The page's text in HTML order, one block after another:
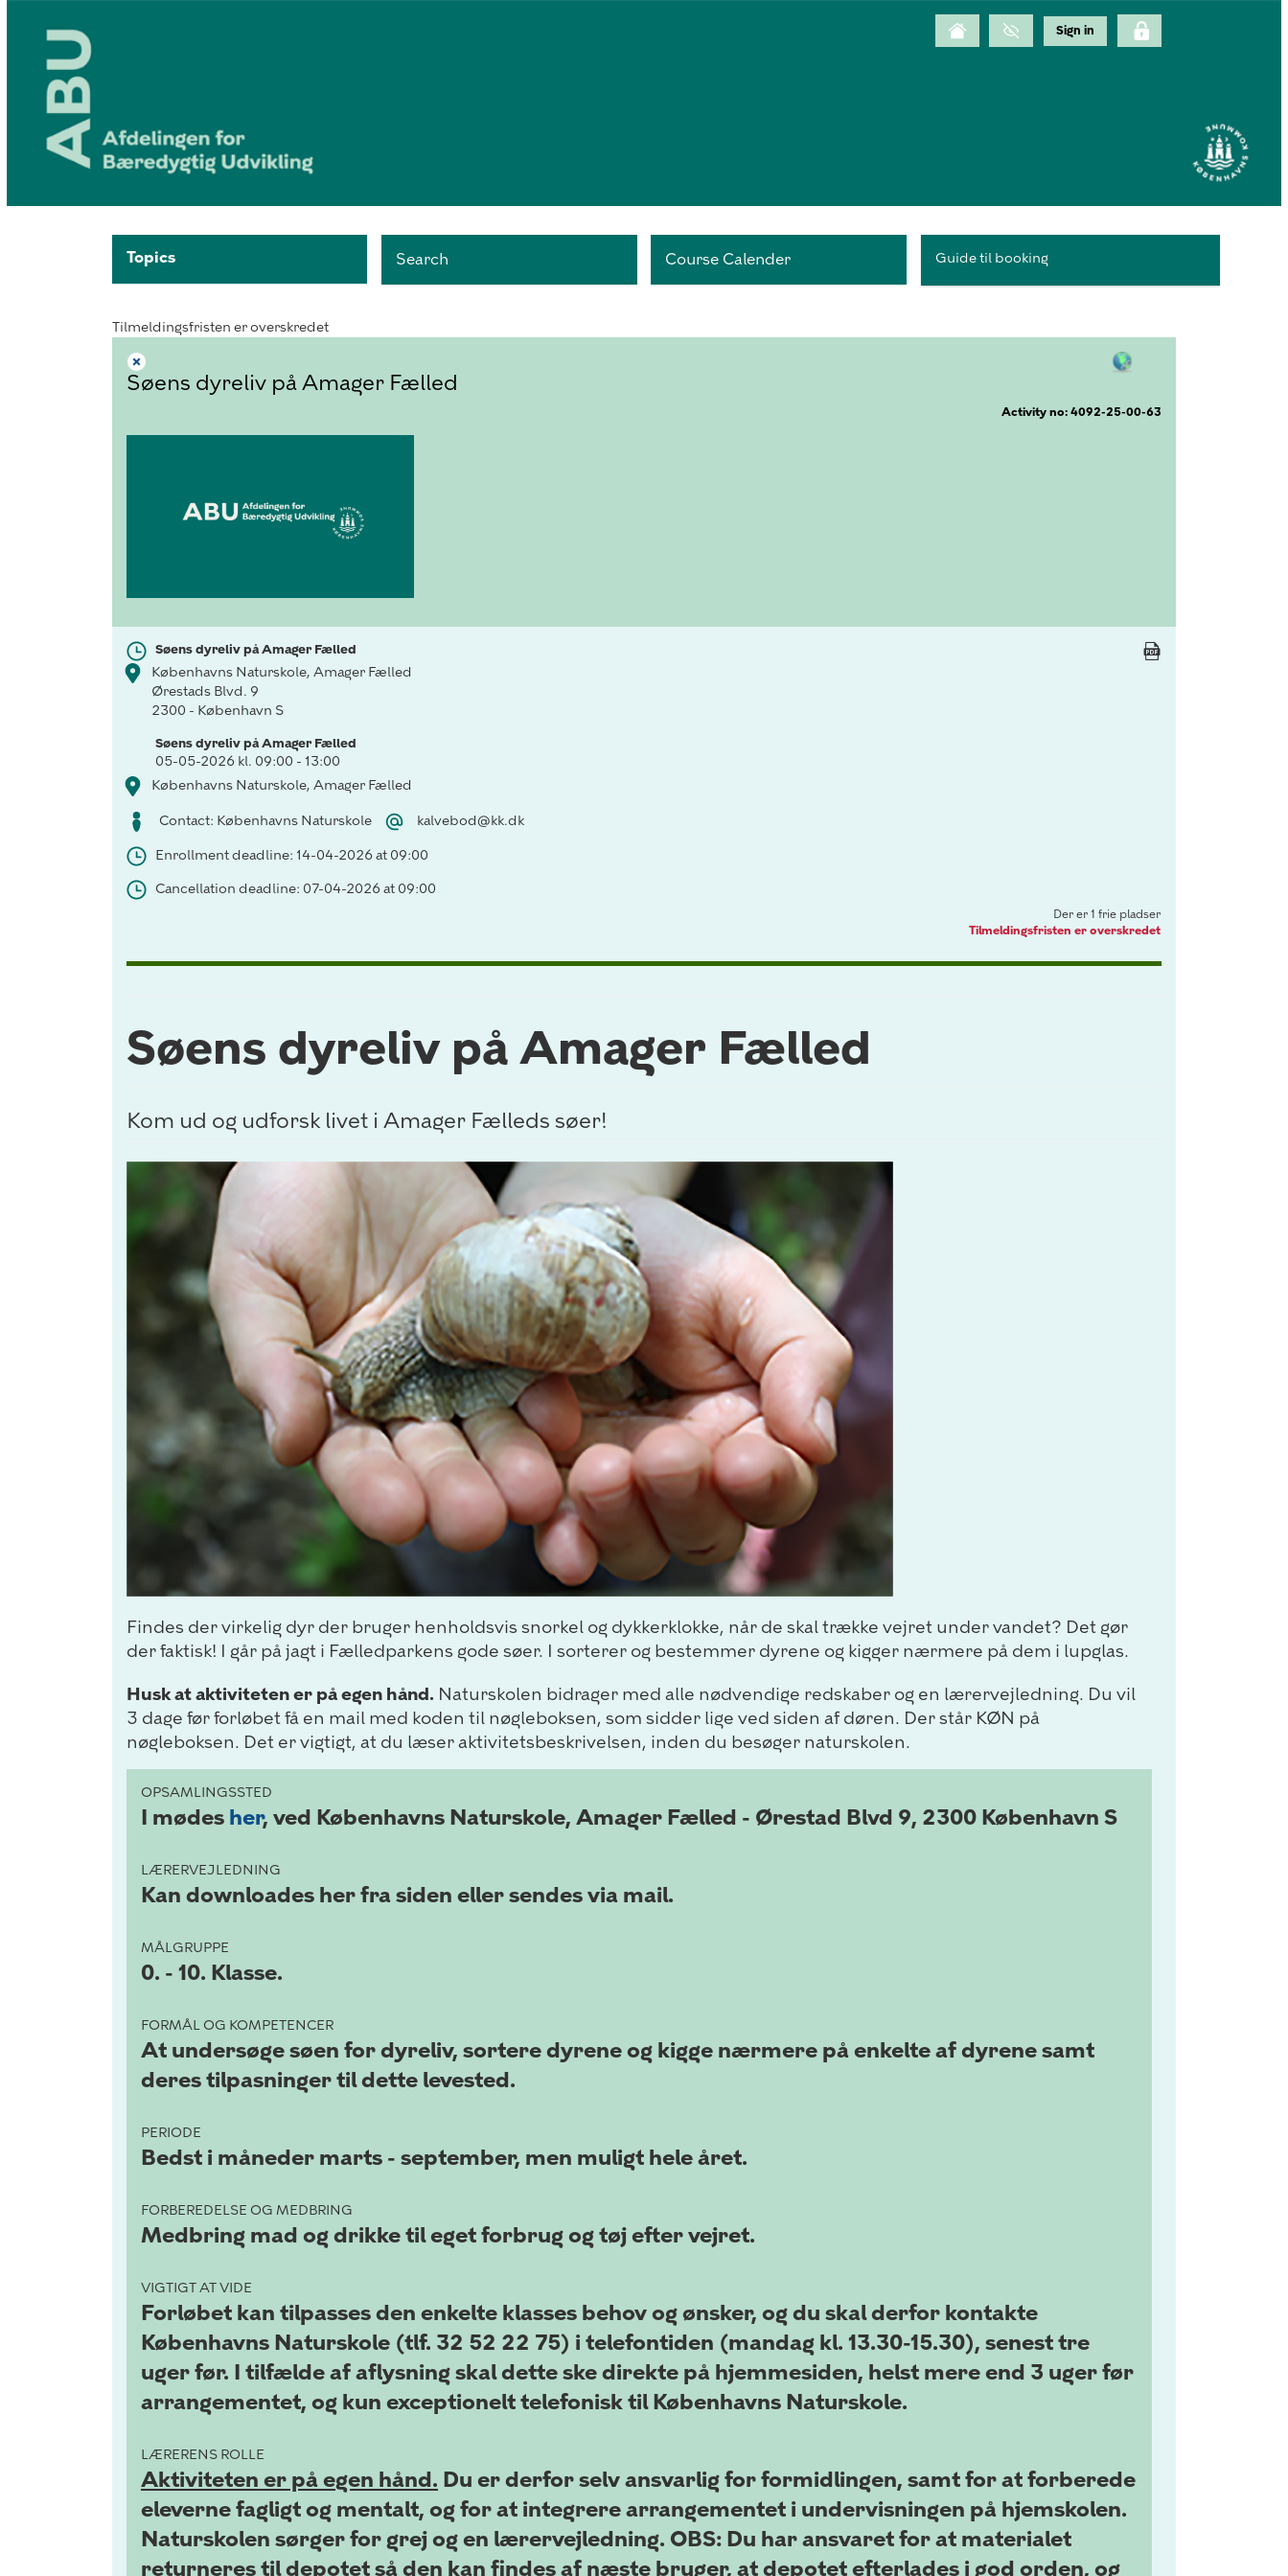
Topics Search Course Calender Guide til booking
Tilmeldingsfristen er overskredet
Søens dyreliv på Amager Fælled
Activity no: 4092-25-00-63
Søens dyreliv på Amager Fælled
Københavns Naturskole, Amager Fælled
Ørestads Blvd. 9
2300 - København S
Søens dyreliv på Amager Fælled
05-05-2026 kl. 09:00 - 13:00
Københavns Naturskole, Amager Fælled
Contact: Københavns Naturskole kalvebod@kk.dk
Enrollment deadline: 14-04-2026 at 09:00
Cancellation deadline: 07-04-2026 at 09:00
Der er 1 frie pladser
Tilmeldingsfristen er overskredet
Søens dyreliv på Amager Fælled
Kom ud og udforsk livet i Amager Fælleds søer!
Findes der virkelig dyr der bruger henholdsvis snorkel og dykkerklokke, når de skal trække vejret under vandet? Det gør
der faktisk! I går på jagt i Fælledparkens gode søer. I sorterer og bestemmer dyrene og kigger nærmere på dem i lupglas.
Husk at aktiviteten er på egen hånd. Naturskolen bidrager med alle nødvendige redskaber og en lærervejledning. Du vil
3 dage før forløbet få en mail med koden til nøgleboksen, som sidder lige ved siden af døren. Der står KØN på
nøgleboksen. Det er vigtigt, at du læser aktivitetsbeskrivelsen, inden du besøger naturskolen.
OPSAMLINGSSTED
I mødes her, ved Københavns Naturskole, Amager Fælled - Ørestad Blvd 9, 2300 København S
LÆRERVEJLEDNING
Kan downloades her fra siden eller sendes via mail.
MÅLGRUPPE
0. - 10. Klasse.
FORMÅL OG KOMPETENCER
At undersøge søen for dyreliv, sortere dyrene og kigge nærmere på enkelte af dyrene samt
deres tilpasninger til dette levested.
PERIODE
Bedst i måneder marts - september, men muligt hele året.
FORBEREDELSE OG MEDBRING
Medbring mad og drikke til eget forbrug og tøj efter vejret.
VIGTIGT AT VIDE
Forløbet kan tilpasses den enkelte klasses behov og ønsker, og du skal derfor kontakte
Københavns Naturskole (tlf. 32 52 22 75) i telefontiden (mandag kl. 13.30-15.30), senest tre
uger før. I tilfælde af aflysning skal dette ske direkte på hjemmesiden, helst mere end 3 uger før
arrangementet, og kun exceptionelt telefonisk til Københavns Naturskole.
LÆRERENS ROLLE
Aktiviteten er på egen hånd. Du er derfor selv ansvarlig for formidlingen, samt for at forberede
eleverne fagligt og mentalt, og for at integrere arrangementet i undervisningen på hjemskolen.
Naturskolen sørger for grej og en lærervejledning. OBS: Du har ansvaret for at materialet
returneres til depotet så den kan findes af næste bruger, at depotet efterlades i god orden, og